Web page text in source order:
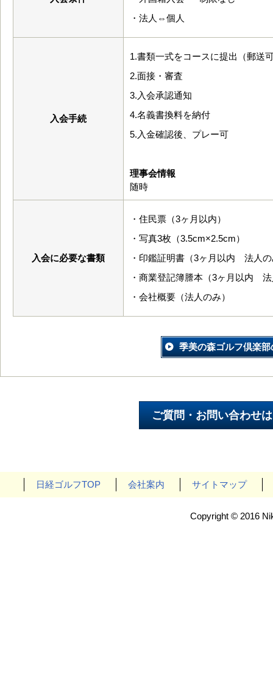
・法人⇔個人
入会手続
1.書類一式をコースに提出（郵送
2.面接・審査
3.入会承認通知
4.名義書換料を納付
5.入金確認後、プレー可
理事会情報
随時
入会に必要な書類
・住民票（3ヶ月以内）
・写真3枚（3.5cm×2.5cm）
・印鑑証明書（3ヶ月以内 法人
・商業登記簿謄本（3ヶ月以内
・会社概要（法人のみ）
季美の森ゴルフ倶楽
日経ゴルフTOP 会社案内 サイトマップ
Copyright © 2016